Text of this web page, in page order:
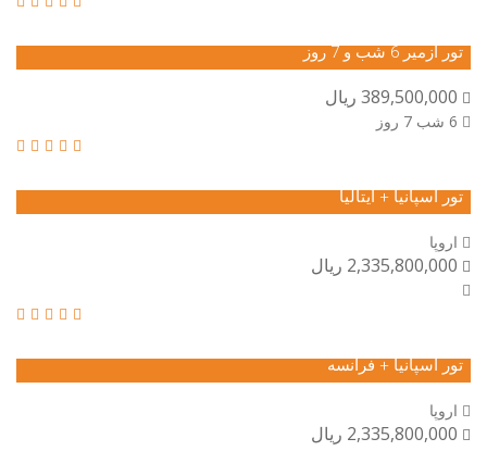
تور ازمیر 6 شب و 7 روز
389,500,000 ریال
تور اسپانیا + ایتالیا
اروپا
2,335,800,000 ریال
تور اسپانیا + فرانسه
اروپا
2,335,800,000 ریال